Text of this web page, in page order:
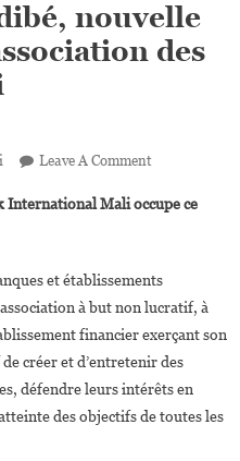
nouvelle
des
Leave A CommentOn
Koné
Présidente
De
L’association
Des
Banques
Du
International Mali occupe ce
et établissements
à but non lucratif, à
financier exerçant son
créer et d’entretenir des
défendre leurs intérêts en
des objectifs de toutes les